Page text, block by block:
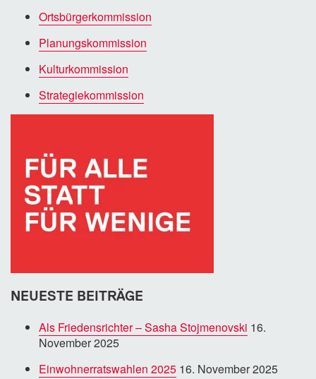
Ortsbürgerkommission
Planungskommission
Kulturkommission
Strategiekommission
NEUESTE BEITRÄGE
Als Friedensrichter – Sasha Stojmenovski 16.
November 2025
Einwohnerratswahlen 2025 16. November 2025